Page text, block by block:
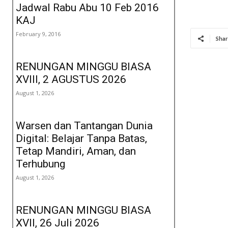
Jadwal Rabu Abu 10 Feb 2016
KAJ
February 9, 2016
RENUNGAN MINGGU BIASA
XVIII, 2 AGUSTUS 2026
August 1, 2026
Warsen dan Tantangan Dunia
Digital: Belajar Tanpa Batas,
Tetap Mandiri, Aman, dan
Terhubung
August 1, 2026
RENUNGAN MINGGU BIASA
XVII, 26 Juli 2026